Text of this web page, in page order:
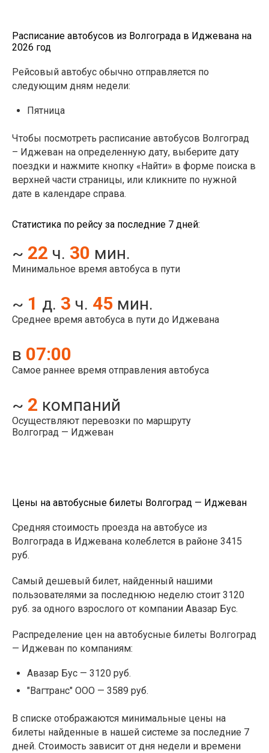
Расписание автобусов из Волгограда в Иджевана на
2026 год
Рейсовый автобус обычно отправляется по
следующим дням недели:
Пятница
Чтобы посмотреть расписание автобусов Волгоград
– Иджеван на определенную дату, выберите дату
поездки и нажмите кнопку «Найти» в форме поиска в
верхней части страницы, или кликните по нужной
дате в календаре справа.
Статистика по рейсу за последние 7 дней:
~ 22 ч. 30 мин.
Минимальное время автобуса в пути
~ 1 д. 3 ч. 45 мин.
Среднее время автобуса в пути до Иджевана
в 07:00
Самое раннее время отправления автобуса
~ 2 компаний
Осуществляют перевозки по маршруту
Волгоград — Иджеван
Цены на автобусные билеты Волгоград — Иджеван
Средняя стоимость проезда на автобусе из
Волгограда в Иджевана колеблется в районе 3415
руб.
Самый дешевый билет, найденный нашими
пользователями за последнюю неделю стоит 3120
руб. за одного взрослого от компании Авазар Бус.
Распределение цен на автобусные билеты Волгоград
— Иджеван по компаниям:
Авазар Бус — 3120 руб.
"Вагтранс" ООО — 3589 руб.
В списке отображаются минимальные цены на
билеты найденные в нашей системе за последние 7
дней. Стоимость зависит от дня недели и времени